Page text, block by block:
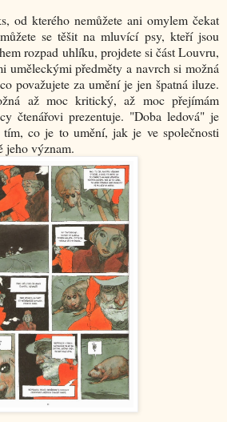
od kterého nemůžete ani omylem čekat
se těšit na mluvící psy, kteří jsou
rozpad uhlíku, projdete si část Louvru,
uměleckými předměty a navrch si možná
považujete za umění je jen špatná iluze.
až moc kritický, až moc přejímám
čtenářovi prezentuje. "Doba ledová" je
tím, co je to umění, jak je ve společnosti
jeho význam.